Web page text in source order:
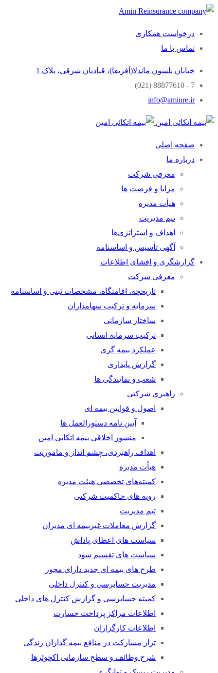
درخواست همکاری
تماس با ما
خیابان نلسون ماندلا(آفریقا)، قبادیان شرقی، پلاک 1
7 - 88877610 (021)
info@aminre.ir
صفحه اصلی
درباره ما
معرفی شرکت
مزایا و فرصت ها
هیأت مدیره
تیم مدیریت
اهداف و استراتژی‌ها
آگهی تأسیس و اساسنامه
گزارشگری و افشای اطلاعات
معرفی شرکت
تاریخچه، اقامتگاه، مشخصات ثبتی و اساسنامه
سرمایه و ترکیب سهامداران
ساختار سازمانی
ترکیب سرمایه انسانی
عملکرد بیمه گری
گزارش پایداری
شعب و نمایندگی ها
راهبری شرکتی
اصول و قوانین بیمه ای
آیین نامه دستورالعمل ها
منشور اخلاقی بیمه اتکایی امین
اهداف راهبردی، چشم انداز و ماموریت
هیأت مدیره
کمیته‌های تخصصی هیئت مدیره
رویه های حاکمیت شرکتی
تیم مدیریت
گزارش معاملات غیربیمه ای مدیران
سیاست های اعطای پاداش
سیاست های تقسیم سود
طرح های بیمه ای جدید دارای مجوز
مدیریت حسابرسی و کنترل داخلی
کمیته حسابرسی و گزارش کنترل های داخلی
اطلاعات مراکز پرداخت خسارت
اطلاعات کارگزاران
تراز مشارکت در منافع بیمه گذاران زندگی
شرح وظائف و سطح سازمانی اکچوئرها